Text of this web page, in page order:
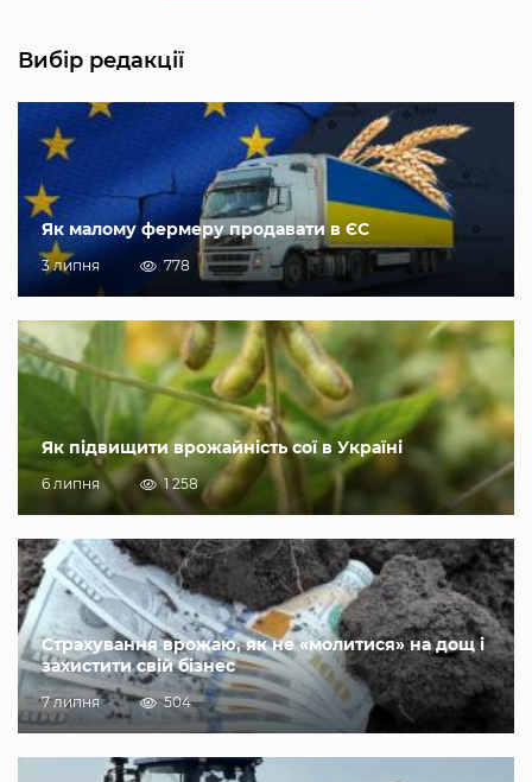
Вибір редакції
Як малому фермеру продавати в ЄС
3 липня 778
Як підвищити врожайність сої в Україні
6 липня 1 258
Страхування врожаю, як не «молитися» на дощ і
захистити свій бізнес
7 липня 504